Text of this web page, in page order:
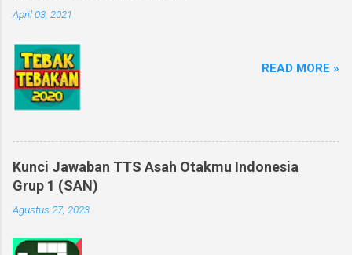
April 03, 2021
READ MORE »
Kunci Jawaban TTS Asah Otakmu Indonesia
Grup 1 (SAN)
Agustus 27, 2023